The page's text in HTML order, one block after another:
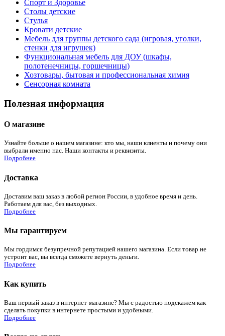
Спорт и Здоровье
Столы детские
Стулья
Кровати детские
Мебель для группы детского сада (игровая, уголки,
стенки для игрушек)
Функциональная мебель для ДОУ (шкафы,
полотенечницы, горшечницы)
Хозтовары, бытовая и профессиональная химия
Сенсорная комната
Полезная информация
О магазине
Узнайте больше о нашем магазине: кто мы, наши клиенты и почему они
выбрали именно нас. Наши контакты и реквизиты.
Подробнее
Доставка
Доставим ваш заказ в любой регион России, в удобное время и день.
Работаем для вас, без выходных.
Подробнее
Мы гарантируем
Мы гордимся безупречной репутацией нашего магазина. Если товар не
устроит вас, вы всегда сможете вернуть деньги.
Подробнее
Как купить
Ваш первый заказ в интернет-магазине? Мы с радостью подскажем как
сделать покупки в интернете простыми и удобными.
Подробнее